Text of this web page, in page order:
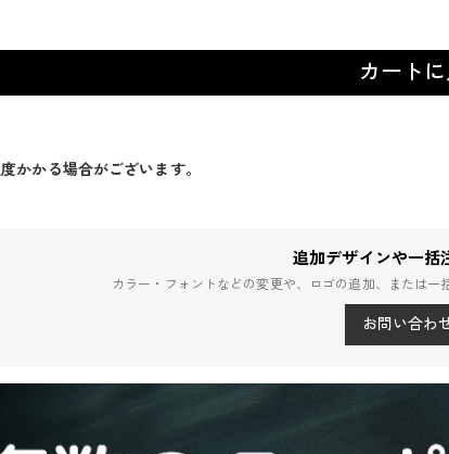
カート
かかる場合がございます。
追加デザインや一括
カラー・フォントなどの変更や、ロゴの追加、または一
お問い合わ
無料新規登